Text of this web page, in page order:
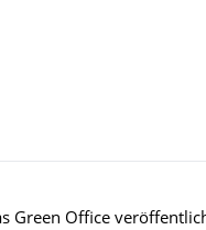
Green Office